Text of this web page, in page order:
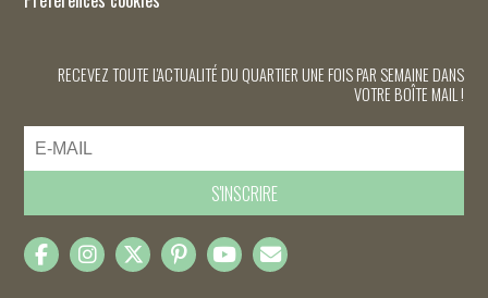
RECEVEZ TOUTE L'ACTUALITÉ DU QUARTIER UNE FOIS PAR SEMAINE DANS
VOTRE BOÎTE MAIL !